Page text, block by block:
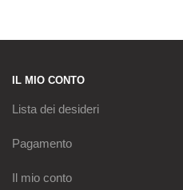
IL MIO CONTO
Lista dei desideri
Pagamento
Il mio conto